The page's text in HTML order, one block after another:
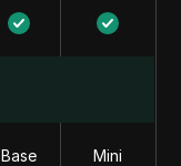
Base Mini